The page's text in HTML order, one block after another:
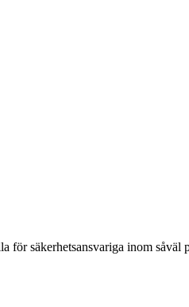
säkerhets­ansvariga inom såväl